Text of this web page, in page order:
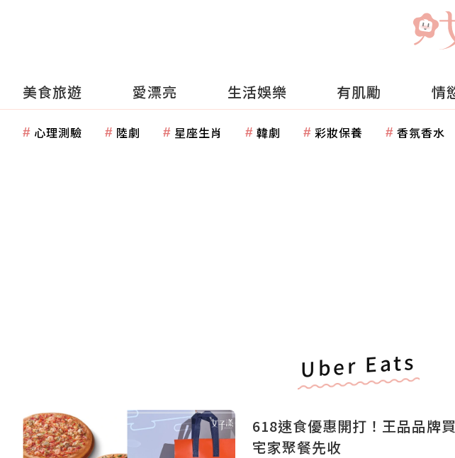
美食旅遊 愛漂亮 生活娛樂 有肌勵 情
心理測驗 陸劇 星座生肖 韓劇 彩妝保養 香氛香水
Uber Eats
618速食優惠開打！王品品牌
宅家聚餐先收